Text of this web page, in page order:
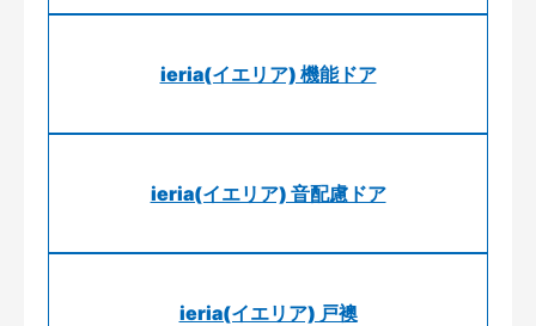
ieria(イエリア) 機能ドア
ieria(イエリア) 音配慮ドア
ieria(イエリア) 戸襖